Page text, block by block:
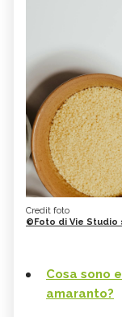
Credit foto
©Foto di Vie Studio
Cosa sono
amaranto?